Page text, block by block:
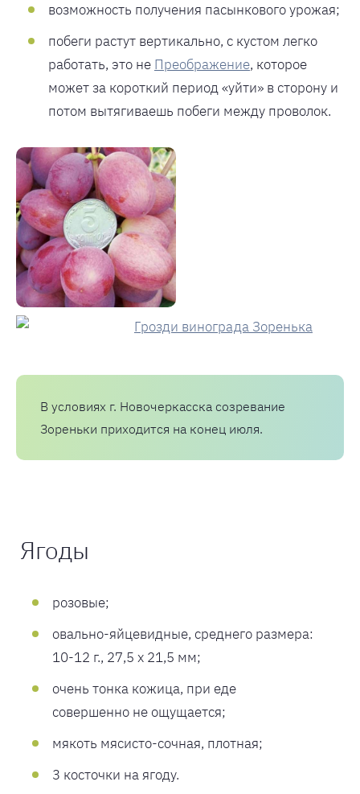
возможность получения пасынкового урожая;
побеги растут вертикально, с кустом легко
работать, это не Преображение, которое
может за короткий период «уйти» в сторону и
потом вытягиваешь побеги между проволок.
В условиях г. Новочеркасска созревание
Зореньки приходится на конец июля.
Ягоды
розовые;
овально-яйцевидные, среднего размера:
10-12 г., 27,5 х 21,5 мм;
очень тонка кожица, при еде
совершенно не ощущается;
мякоть мясисто-сочная, плотная;
3 косточки на ягоду.